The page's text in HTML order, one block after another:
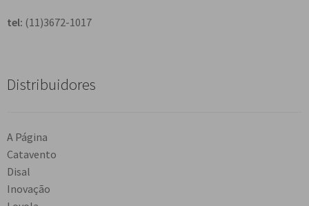
tel: (11)3672-1017
Distribuidores
A Página
Catavento
Disal
Inovação